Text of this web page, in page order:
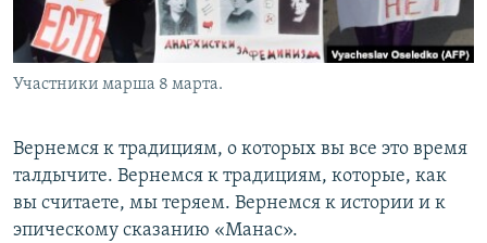
Участники марша 8 марта.
Вернемся к традициям, о которых вы все это время
талдычите. Вернемся к традициям, которые, как
вы считаете, мы теряем. Вернемся к истории и к
эпическому сказанию «Манас».